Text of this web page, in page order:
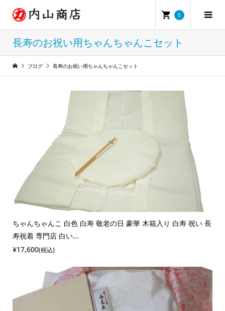
0
長寿のお祝い用ちゃんちゃんこセット
ブログ 長寿のお祝い用ちゃんちゃんこセット
ちゃんちゃんこ 白色 白寿 敬老の日 豪華 木箱入り 白寿 祝い 長
寿祝着 専門店 白い...
¥17,600(税込)